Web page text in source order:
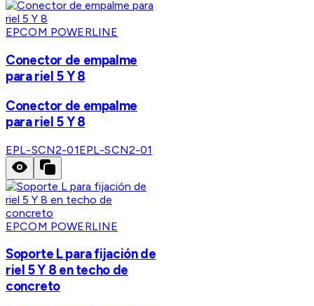
EPCOM POWERLINE
Conector de empalme
para riel 5 Y 8
Conector de empalme
para riel 5 Y 8
EPL-SCN2-01EPL-SCN2-01
EPCOM POWERLINE
Soporte L para fijación de
riel 5 Y 8 en techo de
concreto